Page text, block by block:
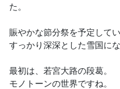
た。
賑やかな節分祭を予定して
すっかり深深とした雪国に
最初は、若宮大路の段葛。
モノトーンの世界ですね。